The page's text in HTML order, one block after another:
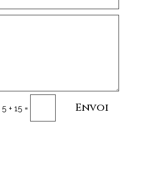
5 + 15 = Envoi